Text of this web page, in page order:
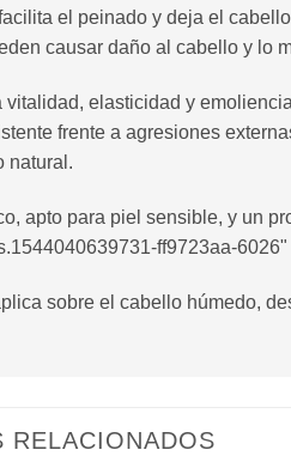
el peinado y deja el
causar daño al cabello y lo
vitalidad, elasticidad y
frente a agresiones
natural.
apto para piel sensible, y un
ff9723aa-6026"
sobre el cabello húmedo,
RELACIONADOS